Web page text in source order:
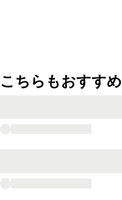
こちらもおすすめ